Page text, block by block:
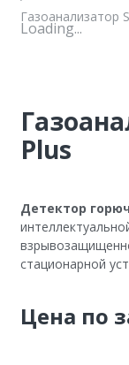
Газоанализатор
Loading...
Plus
Детектор
стационарной
Цена по